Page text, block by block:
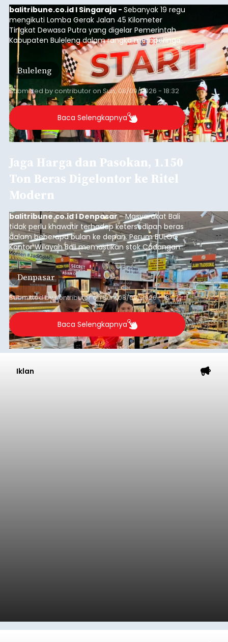
balitribune.co.id I Singaraja - Sebanyak 19 regu
mengikuti Lomba Gerak Jalan 45 Kilometer
Tingkat Dewasa Putra yang digelar Pemerintah
Kabupaten Buleleng dalam rangka memperingati
HUT ke-81 Kemerdekaan Republik Indonesia.
Lomba resmi dimulai dari Lapangan Sepak Bola
Desa Celukan Bawang, Sabtu (8/8/2026) malam.
Buleleng
Submitted bycontributoron Sun, 08/09/2026 - 18:32
Baca Selengkapnya
Jaga Harga dan Pasokan, 1.150
Ton Beras Digelontor ke Ritel
Modern
balitribune.co.id I Denpasar- Masyarakat Bali
tidak perlu khawatir terhadap ketersediaan beras
dalam beberapa bulan ke depan. Perum BULOG
Kantor Wilayah Bali memastikan stok Cadangan
Beras Pemerintah (CBP) masih dalam kondisi
aman, bahkan diproyeksikan mampu memenuhi
kebutuhan masyarakat hingga sekitar 10 bulan.
Denpasar
Submitted bycontributoronSun, 08/09/2026 - 18:27
Baca Selengkapnya
Iklan